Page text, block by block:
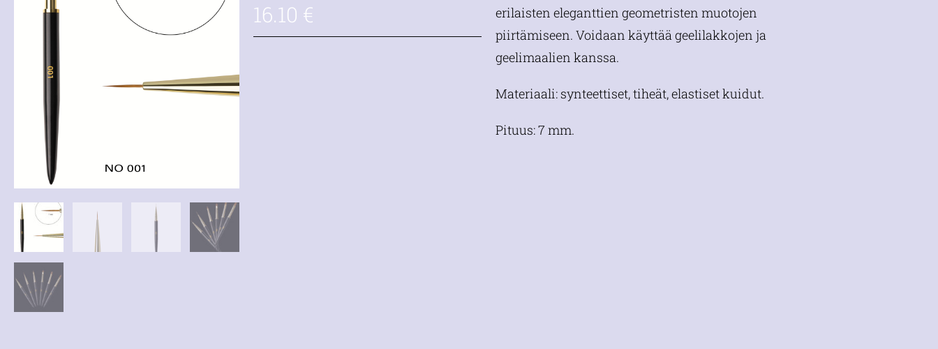
16.10 €
erilaisten eleganttien geometristen muotojen
piirtämiseen. Voidaan käyttää geelilakkojen ja
geelimaalien kanssa.
Materiaali: synteettiset, tiheät, elastiset kuidut.
Pituus: 7 mm.